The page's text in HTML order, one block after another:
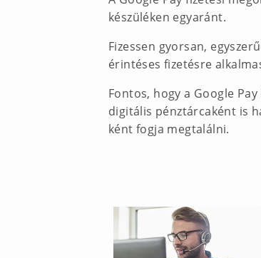
készüléken egyaránt.
Fizessen gyorsan,
érintéses fizetésre
Fontos, hogy a Google
digitális pénztárcaként is
ként fogja megtalálni.